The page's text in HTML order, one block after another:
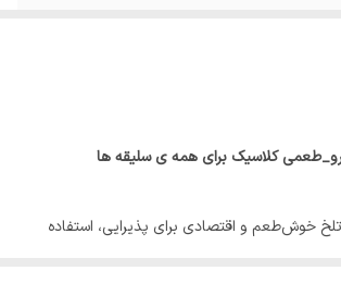
کلاسیک برای همه ی سلیقه ها
خوش‌طعم و اقتصادی برای پذیرایی، استفاده